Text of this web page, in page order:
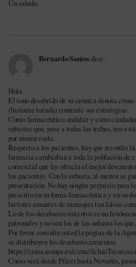
Un saludo.
Bernardo Santosdice:
Hola.
El tono desabrido de su crónica denota
(bastante tozuda) contraríe sus estrategias.
Como farmacéutico andaluz y como
subastas que, pese a todas las trabas, nos
por menor coste.
Respecto a los pacientes, hay que recordar
farmacia cambiaban a toda la población de
comercial que les ofrecía el mejor
los pacientes. Con la subasta, al menos se
presentación. No hay ningún perjuicio para
prescrito en su forma farmacéutica y en su
lectores amantes de mensajes tan falsos
Lo de los desabastecimientos es un
patronales y no son los de las subasta los
Por favor, consulte usted la página de la
se distribuyen los desabastecimientos.
https://cima.aemps.es/cima/
Como verá desde Pfizer hasta Novartis,